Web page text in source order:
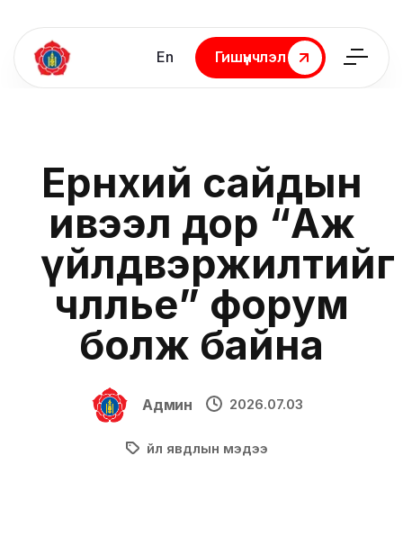
En
Гишүүнчлэл
Гишүүнчлэл
Ерөнхий сайдын
ивээл дор “Аж
үйлдвэржилтийг
чөлөөлье” форум
болж байна
Админ 2026.07.03
Үйл явдлын мэдээ